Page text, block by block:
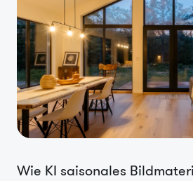
Wie KI saisonales